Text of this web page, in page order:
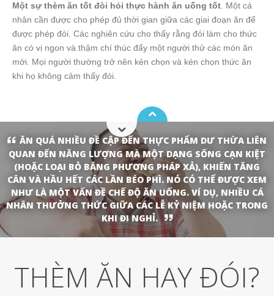
Một sự thèm ăn tốt đòi hỏi thực hành ăn uống tốt. Một cá
nhân cần được cho phép đủ thời gian giữa các giai đoạn ăn để
được phép đói. Các nghiên cứu cho thấy rằng đói làm cho thức
ăn có vị ngon và thậm chí thúc đẩy một người thử các món ăn
mới. Mọi người thường trở nên kén chọn và kén chọn thức ăn
khi họ không cảm thấy đói.
ĂN QUÁ NHIỀU ĐỀ CẬP ĐẾN THỰC PHẨM DƯ THỪA LIÊN
QUAN ĐẾN NĂNG LƯỢNG MÀ MỘT DẠNG SỐNG CẠN KIỆT
(HOẶC LOẠI BỎ BẰNG PHƯƠNG PHÁP XẢ), KHIẾN TĂNG
CÂN VÀ HẦU HẾT CÁC LẦN BÉO PHÌ. NÓ CÓ THỂ ĐƯỢC XEM
NHƯ LÀ MỘT VẤN ĐỀ CHẾ ĐỘ ĂN UỐNG. VÍ DỤ, NHIỀU CÁ
NHÂN THƯỞNG THỨC GIỮA CÁC LỄ KỶ NIỆM HOẶC TRONG
KHI ĐI NGHỈ.
THÈM ĂN HAY ĐÓI?